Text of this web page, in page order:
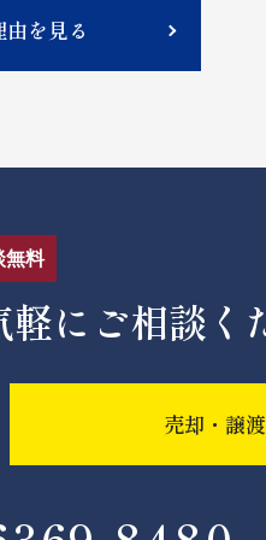
を見る
無料
軽にご相談く
売却・譲渡